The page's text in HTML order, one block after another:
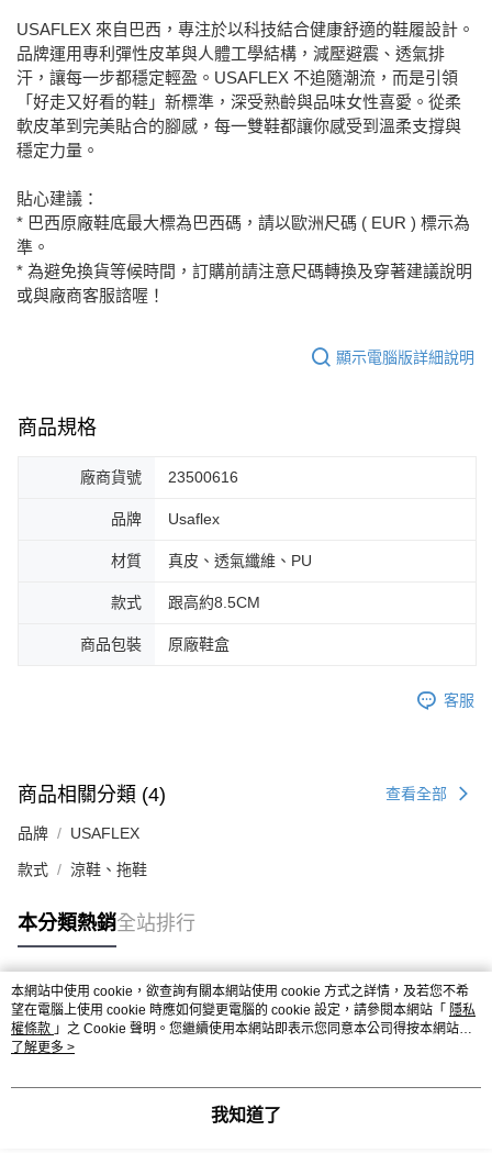
7-11取貨付款
每筆NT$80，滿NT$2,000(含以上)免運費
宅配
免運費
付款後門市自取
每筆NT$80，滿NT$2,000(含以上)免運費
USAFLEX 來自巴西，專注於以科技結合健康舒適的鞋履設計。
品牌運用專利彈性皮革與人體工學結構，減壓避震、透氣排
汗，讓每一步都穩定輕盈。USAFLEX 不追隨潮流，而是引領
「好走又好看的鞋」新標準，深受熟齡與品味女性喜愛。從柔
軟皮革到完美貼合的腳感，每一雙鞋都讓你感受到溫柔支撐與
穩定力量。
貼心建議：
* 巴西原廠鞋底最大標為巴西碼，請以歐洲尺碼 ( EUR ) 標示為
準。
* 為避免換貨等候時間，訂購前請注意尺碼轉換及穿著建議說明
或與廠商客服諮喔！
顯示電腦版詳細說明
商品規格
廠商貨號 23500616
品牌 Usaflex
材質 真皮、透氣纖維、PU
款式 跟高約8.5CM
商品包裝 原廠鞋盒
客服
商品相關分類 (4) 查看全部
品牌 USAFLEX
款式 涼鞋、拖鞋
本分類熱銷全站排行
熱門標籤
本網站中使用 cookie，欲查詢有關本網站使用 cookie 方式之詳情，及若您不希
望在電腦上使用 cookie 時應如何變更電腦的 cookie 設定，請參閱本網站「 隱私
權條款 」之 Cookie 聲明。您繼續使用本網站即表示您同意本公司得按本網站使
用條款之 Cookie 聲明使用 cookie。
了解更多 >
我知道了